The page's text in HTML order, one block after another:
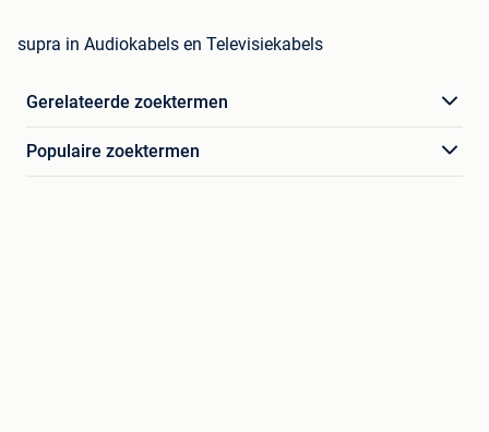
supra in Audiokabels en Televisiekabels
Gerelateerde zoektermen
Populaire zoektermen